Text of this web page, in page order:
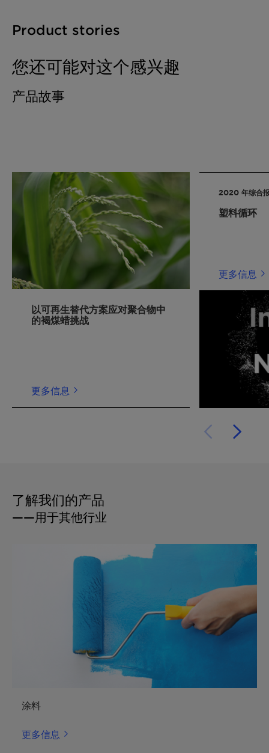
Product stories
您还可能对这个感兴趣
产品故事
以可再生替代方案应对聚合物中
的褐煤蜡挑战
更多信息
2020 年综合
塑料循环
更多信息
了解我们的产品
——用于其他行业
涂料
更多信息